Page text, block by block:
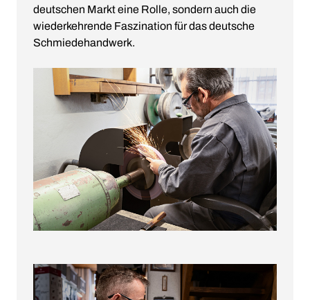
deutschen Markt eine Rolle, sondern auch die
wiederkehrende Faszination für das deutsche
Schmiedehandwerk.